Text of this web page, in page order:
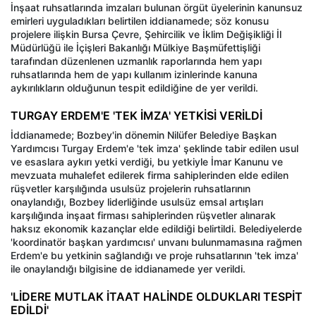
İnşaat ruhsatlarında imzaları bulunan örgüt üyelerinin kanunsuz
emirleri uyguladıkları belirtilen iddianamede; söz konusu
projelere ilişkin Bursa Çevre, Şehircilik ve İklim Değişikliği İl
Müdürlüğü ile İçişleri Bakanlığı Mülkiye Başmüfettişliği
tarafından düzenlenen uzmanlık raporlarında hem yapı
ruhsatlarında hem de yapı kullanım izinlerinde kanuna
aykırılıkların olduğunun tespit edildiğine de yer verildi.
TURGAY ERDEM'E 'TEK İMZA' YETKİSİ VERİLDİ
İddianamede; Bozbey'in dönemin Nilüfer Belediye Başkan
Yardımcısı Turgay Erdem'e 'tek imza' şeklinde tabir edilen usul
ve esaslara aykırı yetki verdiği, bu yetkiyle İmar Kanunu ve
mevzuata muhalefet edilerek firma sahiplerinden elde edilen
rüşvetler karşılığında usulsüz projelerin ruhsatlarının
onaylandığı, Bozbey liderliğinde usulsüz emsal artışları
karşılığında inşaat firması sahiplerinden rüşvetler alınarak
haksız ekonomik kazançlar elde edildiği belirtildi. Belediyelerde
'koordinatör başkan yardımcısı' unvanı bulunmamasına rağmen
Erdem'e bu yetkinin sağlandığı ve proje ruhsatlarının 'tek imza'
ile onaylandığı bilgisine de iddianamede yer verildi.
'LİDERE MUTLAK İTAAT HALİNDE OLDUKLARI TESPİT
EDİLDİ'